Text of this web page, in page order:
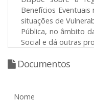
Benefícios
situações de
Pública, no âmbito
Social e dá outras
Documentos
Nome